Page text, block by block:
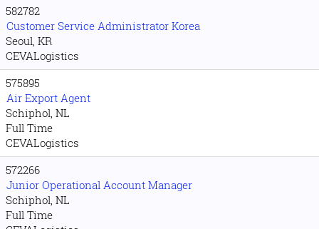
582782
Customer Service Administrator Korea
Seoul, KR
CEVALogistics
575895
Air Export Agent
Schiphol, NL
Full Time
CEVALogistics
572266
Junior Operational Account Manager
Schiphol, NL
Full Time